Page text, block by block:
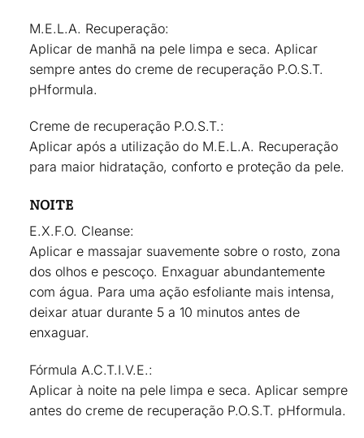
M.E.L.A. Recuperação:
Aplicar de manhã na pele limpa e seca. Aplicar
sempre antes do creme de recuperação P.O.S.T.
pHformula.
Creme de recuperação P.O.S.T.:
Aplicar após a utilização do M.E.L.A. Recuperação
para maior hidratação, conforto e proteção da pele.
NOITE
E.X.F.O. Cleanse:
Aplicar e massajar suavemente sobre o rosto, zona
dos olhos e pescoço. Enxaguar abundantemente
com água. Para uma ação esfoliante mais intensa,
deixar atuar durante 5 a 10 minutos antes de
enxaguar.
Fórmula A.C.T.I.V.E.:
Aplicar à noite na pele limpa e seca. Aplicar sempre
antes do creme de recuperação P.O.S.T. pHformula.